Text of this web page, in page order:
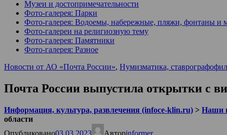
Музеи и достопримечательности
Фото-галерея: Парки
Фото-галерея: Водоемы, набережные, пляжи, фонтаны и
Фото-галереи на религиозную тему
Фото-галерея: Памятники
Фото-галерея: Разное
Новости от АО «Почта России», Нумизматика,
Почта России выпустила открытки с
Информация, культура, развлечения (infoce-klin.ru) > Наши
области
Опубликовано03.03.2023 Авторinformer